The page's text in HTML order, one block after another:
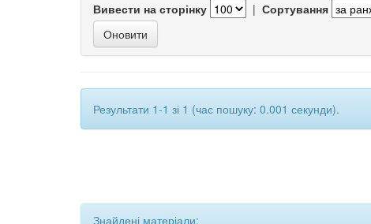
Вивести на сторінку | Сортування
Результати 1-1 зі 1 (час пошуку: 0.001 секунди).
Знайдені матеріали: